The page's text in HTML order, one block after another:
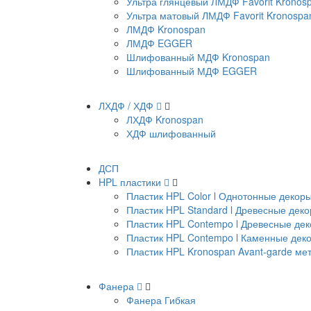
Ультра матовый ЛМДФ Favorit
ЛМДФ Kronospan
ЛМДФ EGGER
Шлифованный МДФ Kronospan
Шлифованный МДФ EGGER
ЛХДФ / ХДФ
ЛХДФ Kronospan
ХДФ шлифованный
ДСП
HPL пластики
Пластик HPL Color l Однотонные декоры
Пластик HPL Standard l Древесные
Пластик HPL Contempo l Древесные
Пластик HPL Contempo l Каменные
Пластик HPL Kronospan Avant-garde
Фанера
Фанера Гибкая